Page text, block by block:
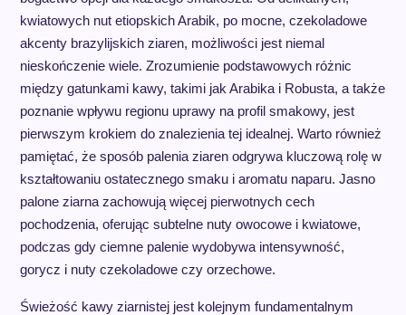
kwiatowych nut etiopskich Arabik, po mocne, czekoladowe
akcenty brazylijskich ziaren, możliwości jest niemal
nieskończenie wiele. Zrozumienie podstawowych różnic
między gatunkami kawy, takimi jak Arabika i Robusta, a także
poznanie wpływu regionu uprawy na profil smakowy, jest
pierwszym krokiem do znalezienia tej idealnej. Warto również
pamiętać, że sposób palenia ziaren odgrywa kluczową rolę w
kształtowaniu ostatecznego smaku i aromatu naparu. Jasno
palone ziarna zachowują więcej pierwotnych cech
pochodzenia, oferując subtelne nuty owocowe i kwiatowe,
podczas gdy ciemne palenie wydobywa intensywność,
gorycz i nuty czekoladowe czy orzechowe.
Świeżość kawy ziarnistej jest kolejnym fundamentalnym